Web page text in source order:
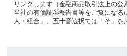
リンクします（金融商品取引法上の公
当社の有価証券報告書等をご覧になる
人・組合」、五十音選択では「そ」を